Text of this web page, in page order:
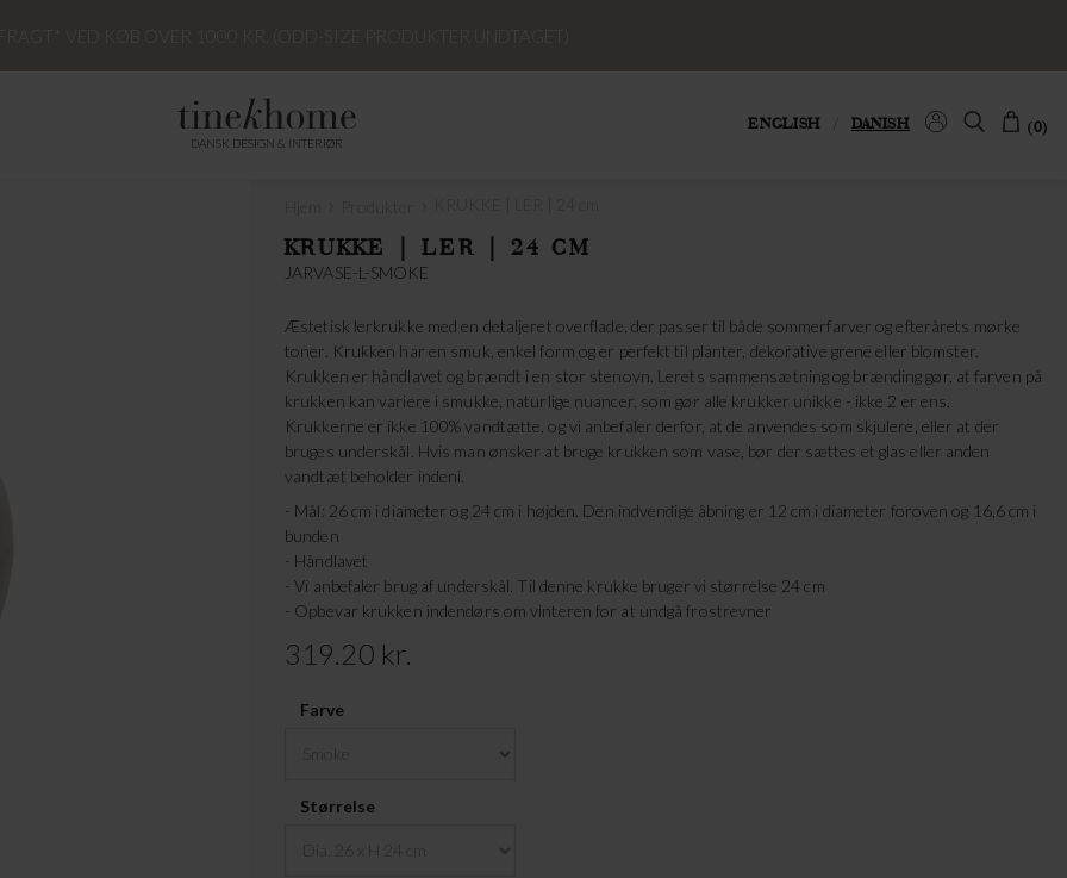
DANSK DESIGN & INTERIØR
(0)
ENGLISH DANISH
KRUKKE | LER | 24 CM
JARVASE-L-SMOKE
Æstetisk lerkrukke med en detaljeret overflade, der passer til både sommerfarver og efterårets mørke
toner. Krukken har en smuk, enkel form og er perfekt til planter, dekorative grene eller blomster.
Krukken er håndlavet og brændt i en stor stenovn. Lerets sammensætning og brænding gør, at farven på
krukken kan variere i smukke, naturlige nuancer, som gør alle krukker unikke - ikke 2 er ens.
Krukkerne er ikke 100% vandtætte, og vi anbefaler derfor, at de anvendes som skjulere, eller at der
bruges underskål. Hvis man ønsker at bruge krukken som vase, bør der sættes et glas eller anden
vandtæt beholder indeni.
- Mål: 26 cm i diameter og 24 cm i højden. Den indvendige åbning er 12 cm i diameter foroven og 16,6 cm i
bunden
- Håndlavet
- Vi anbefaler brug af underskål. Til denne krukke bruger vi størrelse 24 cm
- Opbevar krukken indendørs om vinteren for at undgå frostrevner
319.20 kr.
Farve
Størrelse